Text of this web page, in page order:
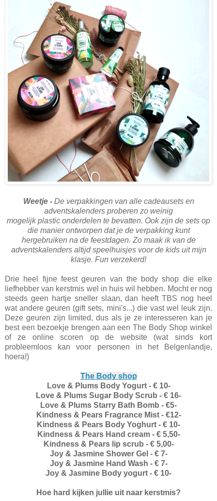
Weetje -De verpakkingen van alle cadeausets en
adventskalenders proberen zo weinig
mogelijkplastic onderdelen te bevatten. Ook zijn de sets op
die manier ontworpen dat je de verpakking kunt
hergebruiken na de feestdagen. Zo maak ik van de
adventskalenders altijd speelhuisjes voor de kids uit mijn
klasje. Fun verzekerd!
Drie heel fijne feest geuren van the body shop die elke
liefhebber van kerstmis wel in huis wil hebben. Mocht er nog
steeds geen hartje sneller slaan, dan heeft TBS nog heel
wat andere geuren (gift sets, mini's...) die vast wel leuk zijn.
Deze geuren zijn limited, dus als je ze interesseren kan je
best een bezoekje brengen aan een The Body Shop winkel
of ze online scoren op de website (wat sinds kort
probleemloos kan voor personen in het Belgenlandje,
hoera!)
The Body shop
Love & Plums Body Yogurt - € 10-
Love & Plums Sugar Body Scrub - € 16-
Love & Plums Starry Bath Bomb - €5-
Kindness & Pears Fragrance Mist - €12-
Kindness & Pears Body Yoghurt - € 10-
Kindness & Pears Hand cream - € 5,50-
Kindness & Pears lip scrub - € 5,00-
Joy & Jasmine Shower Gel - € 7-
Joy & Jasmine Hand Wash - € 7-
Joy & Jasmine Body yogurt - € 10-
Hoe hard kijken jullie uit naar kerstmis?